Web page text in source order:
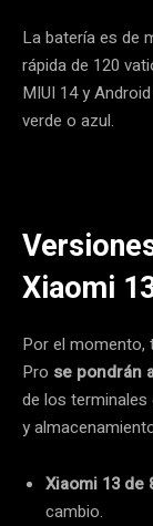
La batería es de
rápida de 120
MIUI 14 y
verde o azul.
Xiaomi
Por el momento,
Pro se pondrán
de los terminales
y
Xiaomi 13 de
cambio.